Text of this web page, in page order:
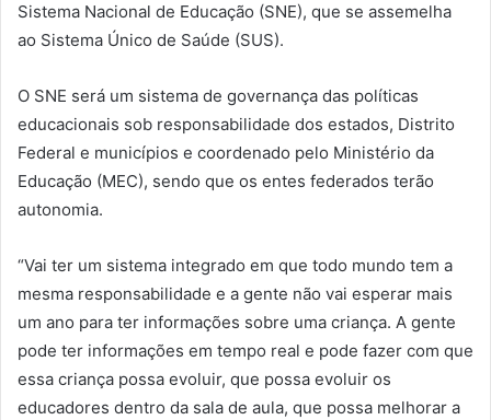
Sistema Nacional de Educação (SNE), que se assemelha
ao Sistema Único de Saúde (SUS).
O SNE será um sistema de governança das políticas
educacionais sob responsabilidade dos estados, Distrito
Federal e municípios e coordenado pelo Ministério da
Educação (MEC), sendo que os entes federados terão
autonomia.
“Vai ter um sistema integrado em que todo mundo tem a
mesma responsabilidade e a gente não vai esperar mais
um ano para ter informações sobre uma criança. A gente
pode ter informações em tempo real e pode fazer com que
essa criança possa evoluir, que possa evoluir os
educadores dentro da sala de aula, que possa melhorar a